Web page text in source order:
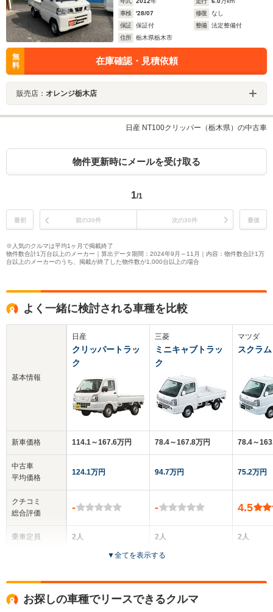
車検
'28/07 修復
なし
保証
保証付 整備
法定整備付
住所
栃木県栃木市
無
料
在庫確認・見積依頼
販売店： オレンジ栃木店
日産 NT100クリッパー（栃木県）の中古車
物件更新時にメールを受け取る
1/1
最初 前の30件 次の30件 最後
※人気のクルマは平均1ヶ月で掲載終了
物件数合計1万台以上のメーカー｜算出データ期間：2024年9月～11月｜内容：物件数合計1万
台以上のメーカーのうち、掲載が終了した物件数が1,000台以上の場合
よく一緒に検討される車種を比較
基本情報
新車価格
中古車
平均価格
クチコミ
総合評価
乗車定員
日産
クリッパートラッ
ク
114.1～167.6万円
124.1万円
-
2人
全高
1.77m
三菱
ミニキャブトラッ
ク
78.4～167.8万円
94.7万円
-
2人
2ドア
1.77m
マツダ
スクラ
78.4～
75.2万円
4.5
2人
▼全てを表示する
お探しの車種でリースできるクルマ